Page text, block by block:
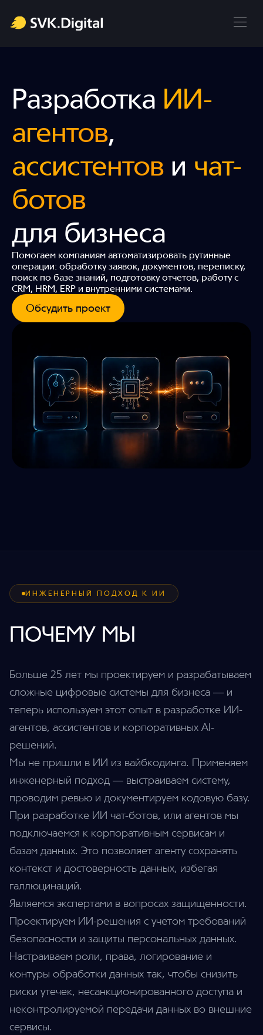
Telegram
Telegram
+7 499 685 00 43
Разработка ИИ-
агентов,
ассистентов и чат-
ботов
для бизнеса
Помогаем компаниям автоматизировать рутинные
операции: обработку заявок, документов, переписку,
поиск по базе знаний, подготовку отчетов, работу с
CRM, HRM, ERP и внутренними системами.
Обсудить проект
ИНЖЕНЕРНЫЙ ПОДХОД К ИИ
ПОЧЕМУ МЫ
Больше 25 лет мы проектируем и разрабатываем
сложные цифровые системы для бизнеса — и
теперь используем этот опыт в разработке ИИ-
агентов, ассистентов и корпоративных AI-
решений.
Мы не пришли в ИИ из вайбкодинга. Применяем
инженерный подход — выстраиваем систему,
проводим ревью и документируем кодовую базу.
При разработке ИИ чат-ботов, или агентов мы
подключаемся к корпоративным сервисам и
базам данных. Это позволяет агенту сохранять
контекст и достоверность данных, избегая
галлюцинаций.
Являемся экспертами в вопросах защищенности.
Проектируем ИИ-решения с учетом требований
безопасности и защиты персональных данных.
Настраиваем роли, права, логирование и
контуры обработки данных так, чтобы снизить
риски утечек, несанкционированного доступа и
неконтролируемой передачи данных во внешние
сервисы.